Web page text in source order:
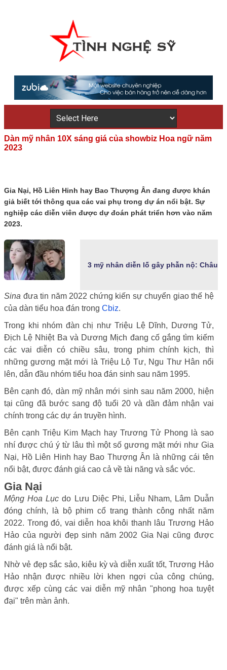
Dàn mỹ nhân 10X sáng giá của showbiz Hoa ngữ năm
2023
Gia Nại, Hồ Liên Hinh hay Bao Thượng Ân đang được khán
giả biết tới thông qua các vai phụ trong dự án nổi bật. Sự
nghiệp các diễn viên được dự đoán phát triển hơn vào năm
2023.
3 mỹ nhân diễn lố gây phẫn nộ: Châu
Sina đưa tin năm 2022 chứng kiến sự chuyển giao thế hệ
của dàn tiểu hoa đán trong Cbiz.
Trong khi nhóm đàn chị như Triệu Lệ Dĩnh, Dương Tử,
Địch Lệ Nhiệt Ba và Dương Mịch đang cố gắng tìm kiếm
các vai diễn có chiều sâu, trong phim chính kịch, thì
những gương mặt mới là Triệu Lộ Tư, Ngu Thư Hân nổi
lên, dẫn đầu nhóm tiểu hoa đán sinh sau năm 1995.
Bên cạnh đó, dàn mỹ nhân mới sinh sau năm 2000, hiện
tại cũng đã bước sang độ tuổi 20 và dần đảm nhận vai
chính trong các dự án truyền hình.
Bên cạnh Triệu Kim Mạch hay Trương Tử Phong là sao
nhí được chú ý từ lâu thì một số gương mặt mới như Gia
Nại, Hồ Liên Hinh hay Bao Thượng Ân là những cái tên
nổi bật, được đánh giá cao cả về tài năng và sắc vóc.
Gia Nại
Mộng Hoa Lục do Lưu Diệc Phi, Liễu Nham, Lâm Duẫn
đóng chính, là bộ phim cổ trang thành công nhất năm
2022. Trong đó, vai diễn hoa khôi thanh lâu Trương Hảo
Hảo của người đẹp sinh năm 2002 Gia Nại cũng được
đánh giá là nổi bật.
Nhờ vẻ đẹp sắc sảo, kiêu kỳ và diễn xuất tốt, Trương Hảo
Hảo nhận được nhiều lời khen ngợi của công chúng,
được xếp cùng các vai diễn mỹ nhân "phong hoa tuyệt
đại" trên màn ảnh.